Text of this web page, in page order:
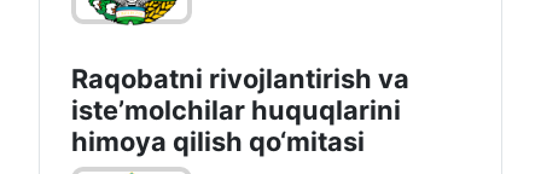
Raqobatni rivojlantirish va
isteʼmolchilar huquqlarini
himoya qilish qo‘mitasi